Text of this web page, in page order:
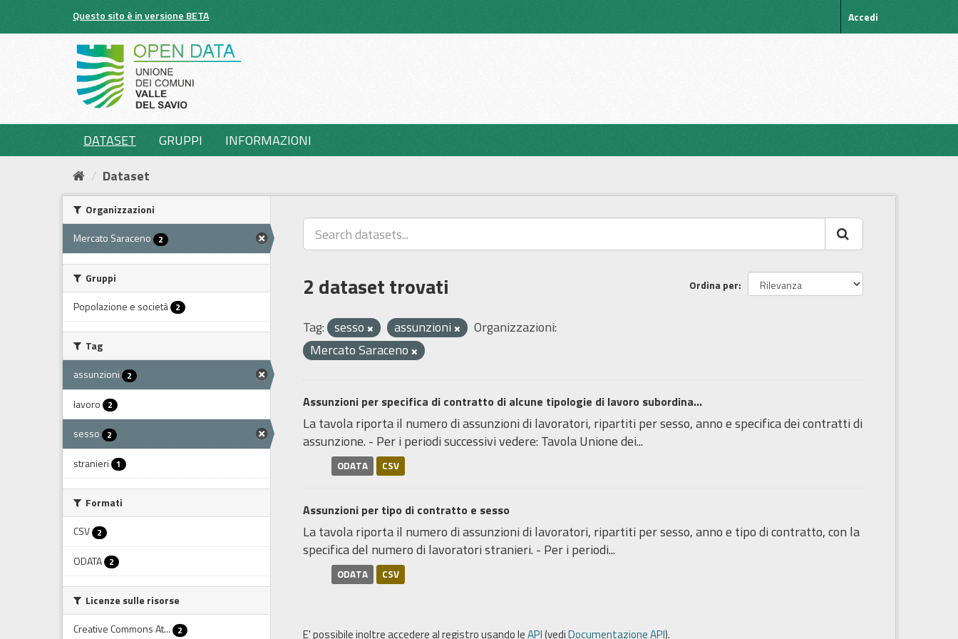
Questo sito è in versione BETA Accedi
DATASET GRUPPI
INFORMAZIONI
Dataset
Organizzazioni
Mercato Saraceno
2
Gruppi
Popolazione e società 2
Tag
assunzioni
2
lavoro 2
sesso 2
stranieri 1
Formati
CSV 2
ODATA 2
Licenze sulle risorse
Creative Commons At...
2
Ordina per
2 dataset trovati
Tag: sesso assunzioni
Organizzazioni:
Mercato Saraceno
Assunzioni per specifica di contratto di alcune tipologie di lavoro subordina...
La tavola riporta il numero di assunzioni di lavoratori, ripartiti per sesso, anno e specifica dei contratti di
assunzione. - Per i periodi successivi vedere: Tavola Unione dei...
ODATA CSV
Assunzioni per tipo di contratto e sesso
La tavola riporta il numero di assunzioni di lavoratori, ripartiti per sesso, anno e tipo di contratto, con la
specifica del numero di lavoratori stranieri. - Per i periodi...
ODATA CSV
E' possibile inoltre accedere al registro usando leAPI(vediDocumentazione API).